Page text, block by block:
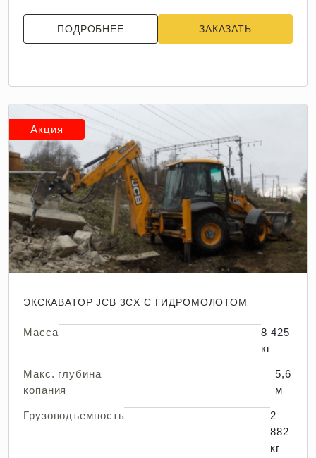
ПОДРОБНЕЕ ЗАКАЗАТЬ
Акция
ЭКСКАВАТОР JCB 3CX С ГИДРОМОЛОТОМ
Масса
8 425
кг
Макс. глубина
копания
5,6
м
Грузоподъемность
2
882
кг